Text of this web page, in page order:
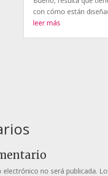
con cómo están
leer más
no será publicada.